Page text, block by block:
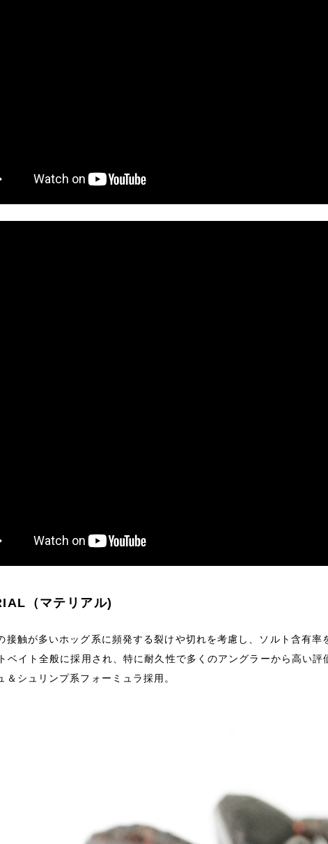
（マテリアル)
接触が多いホッグ系に頻発する裂けや切れを考慮し、ソルト含有
ベイト全般に採用され、特に耐久性で多くのアングラーから高い評
＆シュリンプ系フォーミュラ採用。